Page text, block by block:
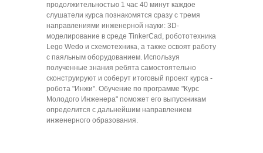
продолжительностью 1 час 40 минут каждое
слушатели курса познакомятся сразу с тремя
направлениями инженерной науки: 3D-
моделирование в среде TinkerCad, робототехника
Lego Wedo и схемотехника, а также освоят работу
с паяльным оборудованием. Используя
полученные знания ребята самостоятельно
сконструируют и соберут итоговый проект курса -
робота "Инжи". Обучение по программе "Курс
Молодого Инженера" поможет его выпускникам
определится с дальнейшим направлением
инженерного образования.